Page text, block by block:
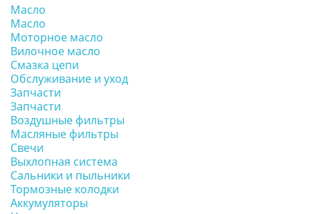
Масло
Масло
Моторное масло
Вилочное масло
Смазка цепи
Обслуживание и уход
Запчасти
Запчасти
Воздушные фильтры
Масляные фильтры
Свечи
Выхлопная система
Сальники и пыльники
Тормозные колодки
Аккумуляторы